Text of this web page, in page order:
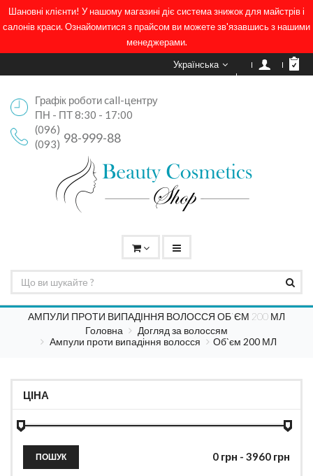
Шановні клієнти! У нашому магазині діє система знижок для майстрів і
салонів краси. Ознайомитися з прайсом ви можете зв'язавшись з нашими
менеджерами.
Українська
Графік роботи call-центру
ПН - ПТ 8:30 - 17:00
(096)
98-999-88
(093)
АМПУЛИ ПРОТИ ВИПАДІННЯ ВОЛОССЯ ОБ`ЄМ 200 МЛ
Головна
Догляд за волоссям
Ампули проти випадіння волосся
Об`єм 200 МЛ
ЦІНА
ПОШУК